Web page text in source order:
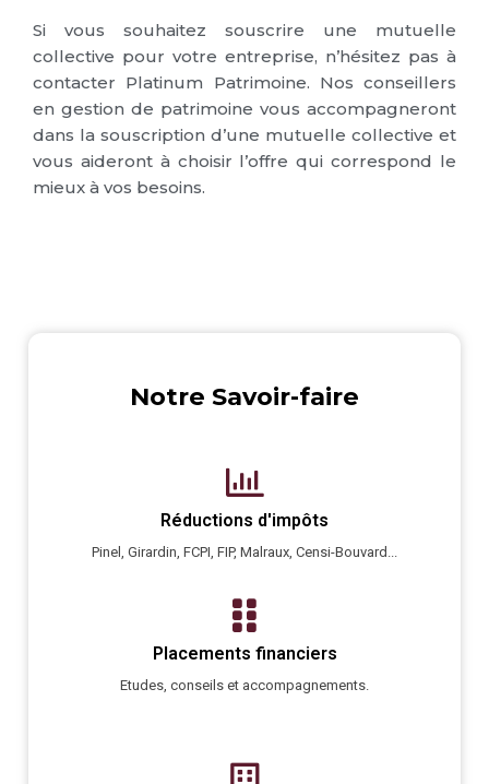
Notre Savoir-faire
Réductions d'impôts
Pinel, Girardin, FCPI, FIP, Malraux, Censi-Bouvard...
Placements financiers
Etudes, conseils et accompagnements.
Si vous souhaitez souscrire une mutuelle
collective pour votre entreprise, n’hésitez pas à
contacter Platinum Patrimoine. Nos conseillers
en gestion de patrimoine vous accompagneront
dans la souscription d’une mutuelle collective et
vous aideront à choisir l’offre qui correspond le
mieux à vos besoins.